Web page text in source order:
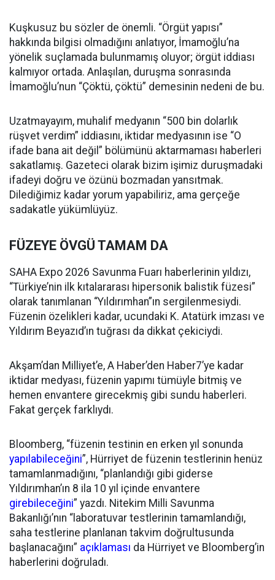
Kuşkusuz bu sözler de önemli. “Örgüt yapısı”
hakkında bilgisi olmadığını anlatıyor, İmamoğlu’na
yönelik suçlamada bulunmamış oluyor; örgüt iddiası
kalmıyor ortada. Anlaşılan, duruşma sonrasında
İmamoğlu’nun “Çöktü, çöktü” demesinin nedeni de bu.
Uzatmayayım, muhalif medyanın “500 bin dolarlık
rüşvet verdim” iddiasını, iktidar medyasının ise “O
ifade bana ait değil” bölümünü aktarmaması haberleri
sakatlamış. Gazeteci olarak bizim işimiz duruşmadaki
ifadeyi doğru ve özünü bozmadan yansıtmak.
Dilediğimiz kadar yorum yapabiliriz, ama gerçeğe
sadakatle yükümlüyüz.
FÜZEYE ÖVGÜ TAMAM DA
SAHA Expo 2026 Savunma Fuarı haberlerinin yıldızı,
“Türkiye’nin ilk kıtalararası hipersonik balistik füzesi”
olarak tanımlanan “Yıldırımhan”ın sergilenmesiydi.
Füzenin özelikleri kadar, ucundaki K. Atatürk imzası ve
Yıldırım Beyazıd’ın tuğrası da dikkat çekiciydi.
Akşam’dan Milliyet’e, A Haber’den Haber7’ye kadar
iktidar medyası, füzenin yapımı tümüyle bitmiş ve
hemen envantere girecekmiş gibi sundu haberleri.
Fakat gerçek farklıydı.
Bloomberg, “füzenin testinin en erken yıl sonunda
yapılabileceğini”, Hürriyet de füzenin testlerinin henüz
tamamlanmadığını, “planlandığı gibi giderse
Yıldırımhan’ın 8 ila 10 yıl içinde envantere
girebileceğini” yazdı. Nitekim Milli Savunma
Bakanlığı’nın “laboratuvar testlerinin tamamlandığı,
saha testlerine planlanan takvim doğrultusunda
başlanacağını” açıklaması da Hürriyet ve Bloomberg’in
haberlerini doğruladı.